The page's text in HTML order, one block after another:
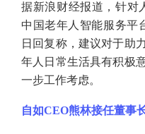
据新浪财经报道，针对
中国老年人智能服务平
日回复称，建议对于助
年人日常生活具有积极
一步工作考虑。
自如CEO熊林接任董事